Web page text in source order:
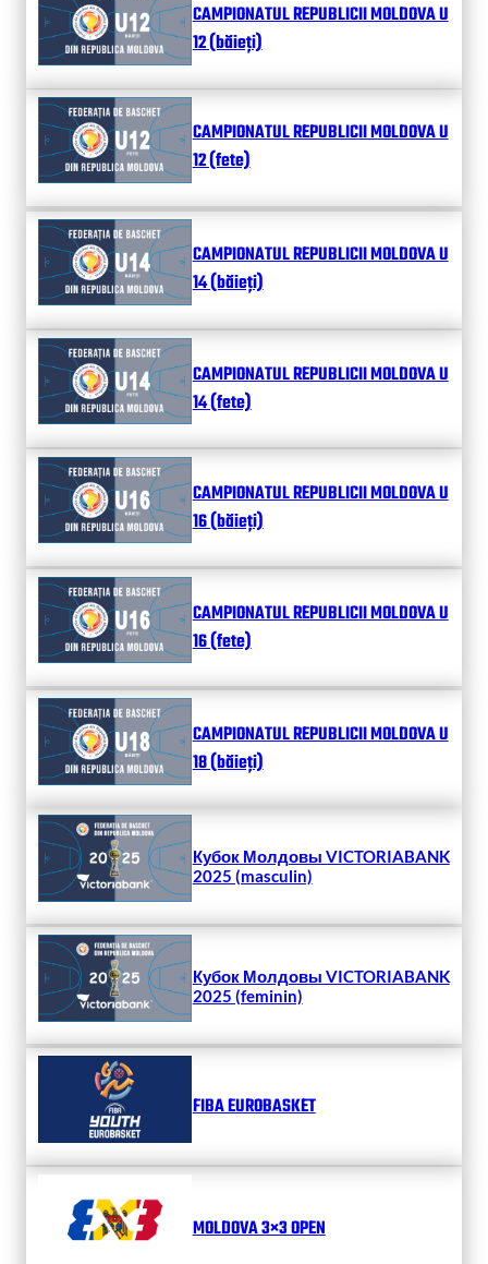
CAMPIONATUL REPUBLICII MOLDOVA U
12 (băieți)
CAMPIONATUL REPUBLICII MOLDOVA U
12 (fete)
CAMPIONATUL REPUBLICII MOLDOVA U
14 (băieți)
CAMPIONATUL REPUBLICII MOLDOVA U
14 (fete)
CAMPIONATUL REPUBLICII MOLDOVA U
16 (băieți)
CAMPIONATUL REPUBLICII MOLDOVA U
16 (fete)
CAMPIONATUL REPUBLICII MOLDOVA U
18 (băieți)
Кубок Молдовы VICTORIABANK
2025 (masculin)
Кубок Молдовы VICTORIABANK
2025 (feminin)
FIBA EUROBASKET
MOLDOVA 3×3 OPEN